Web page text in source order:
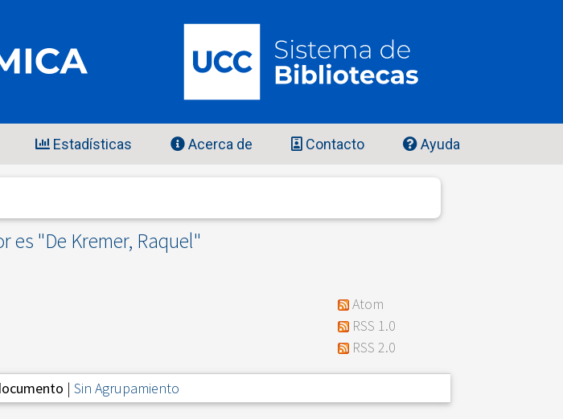
Estadísticas Acerca de Contacto Ayuda
es "De Kremer, Raquel"
Atom
RSS 1.0
RSS 2.0
| Sin Agrupamiento